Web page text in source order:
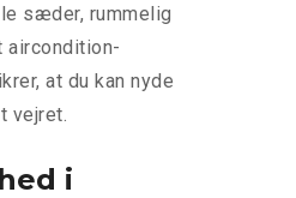
sæder, rummelig
aircondition-
at du kan nyde
vejret.
i